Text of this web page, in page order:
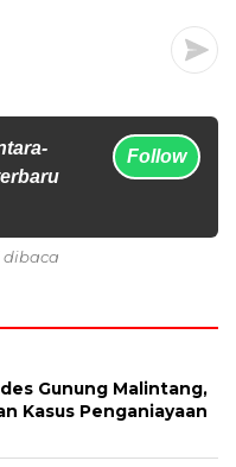
Follow
dibaca
Gunung Malintang,
Kasus Penganiayaan